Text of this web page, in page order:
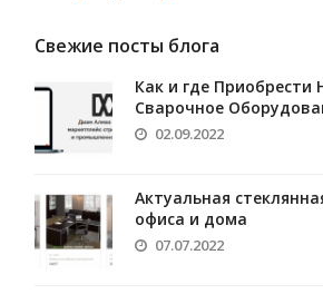
Свежие посты блога
Как и где Приобрести
Сварочное
02.09.2022
Актуальная
офиса и дома
07.07.2022